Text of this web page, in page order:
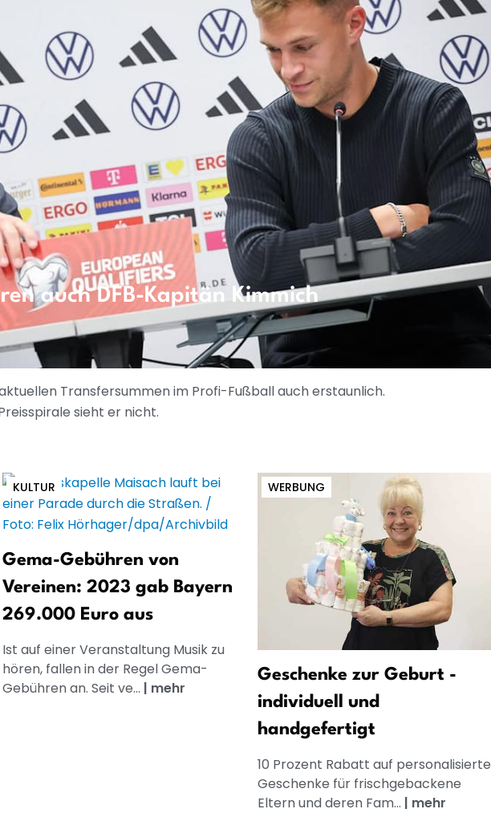
auch DFB-Kapitän Kimmich
Transfersummen im Profi-Fußball auch erstaunlich.
sieht er nicht.
KULTUR
Gema-Gebühren von
Vereinen: 2023 gab Bayern
269.000 Euro aus
Ist auf einer Veranstaltung Musik zu
hören, fallen in der Regel Gema-
Gebühren an. Seit ve... | mehr
WERBUNG
Geschenke zur Geburt -
individuell und
handgefertigt
10 Prozent Rabatt auf personalisierte
Geschenke für frischgebackene
Eltern und deren Fam... | mehr